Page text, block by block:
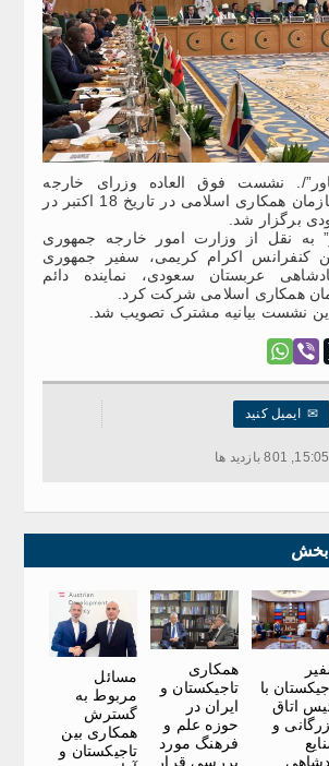
/”خاور”/. نشست فوق العاده وزرای خارجه
کشورهای عضو سازمان همکاری اسلامی در تاریخ 18 اکتبر در
برگزار شد.
به نقل از وزارت امور خارجه جمهوری
کنفرانس اکرام کریمی، سفیر جمهوری
عربستان سعودی، نماینده دائم
همکاری اسلامی شرکت کرد.
نشست بیانیه مشترک تصویب شد.
✉ایمیل کنید
بخش
با
اتاق
و
همکاری
تاجیکستان و
ایران در
حوزه علم و
فرهنگ مورد
بررسی قرار
مسائل
مربوط به
گسترش
همکاری بین
تاجیکستان و